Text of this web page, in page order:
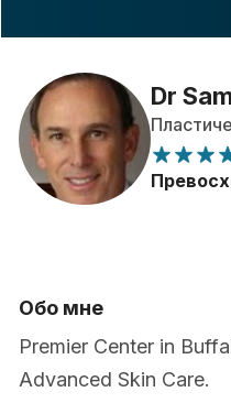
Dr
Обо мне
Premier Center in
Advanced Skin Care.